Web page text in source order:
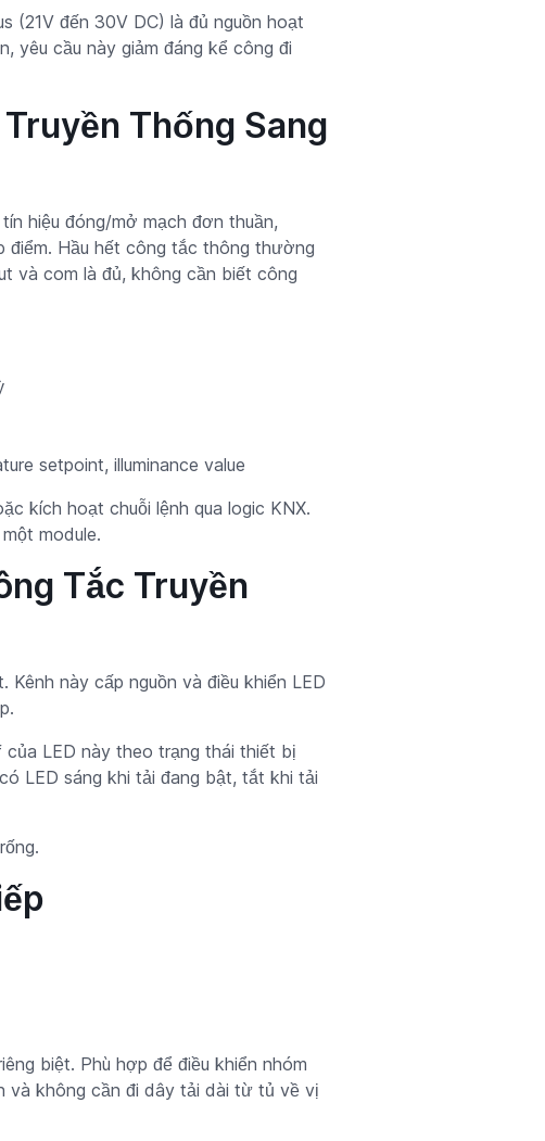
(21V đến 30V DC) là đủ nguồn hoạt
yêu cầu này giảm đáng kể công đi
Thống Sang
hiệu đóng/mở mạch đơn thuần,
điểm. Hầu hết công tắc thông thường
và com là đủ, không cần biết công
setpoint, illuminance value
kích hoạt chuỗi lệnh qua logic KNX.
module.
Tắc Truyền
này cấp nguồn và điều khiển LED
LED này theo trạng thái thiết bị
LED sáng khi tải đang bật, tắt khi tải
biệt. Phù hợp để điều khiển nhóm
và không cần đi dây tải dài từ tủ về vị